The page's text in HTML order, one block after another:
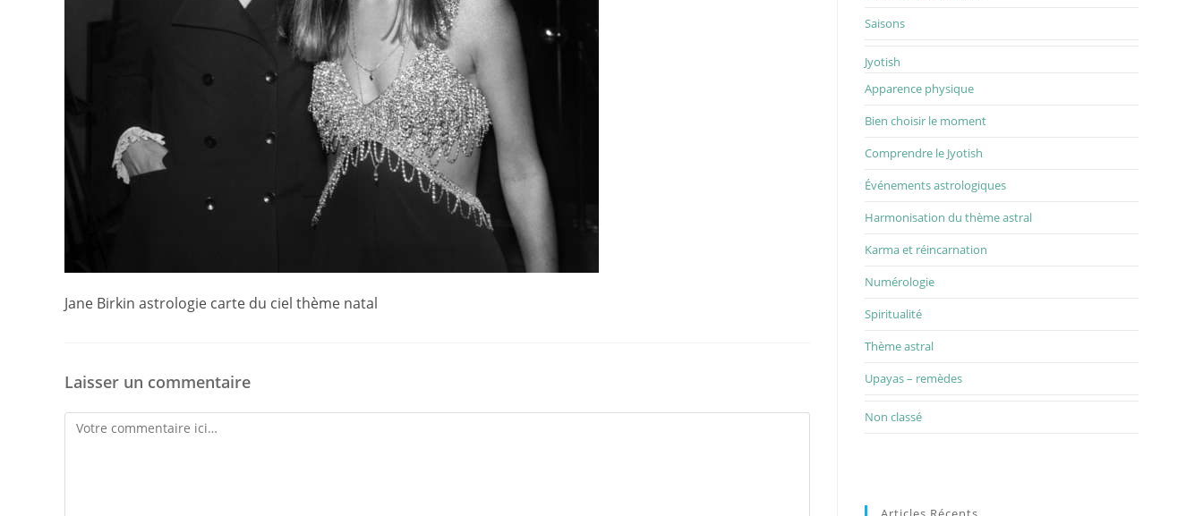
Jane Birkin astrologie carte du ciel thème natal
Laisser un commentaire
Comment
Saisons
Jyotish
Apparence physique
Bien choisir le moment
Comprendre le Jyotish
Événements astrologiques
Harmonisation du thème astral
Karma et réincarnation
Numérologie
Spiritualité
Thème astral
Upayas – remèdes
Non classé